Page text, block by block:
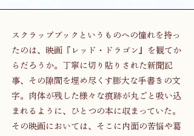
スクラップブックというものへの憧れを持っ
たのは、映画『レッド・ドラゴン』を観てか
らだろうか。丁寧に切り貼りされた新聞記
事、その隙間を埋め尽くす膨大な手書きの文
字。肉体が残した様々な痕跡が丸ごと吸い込
まれるように、ひとつの本に収まっていた。
その映画においては、そこに内面の苦悩や葛